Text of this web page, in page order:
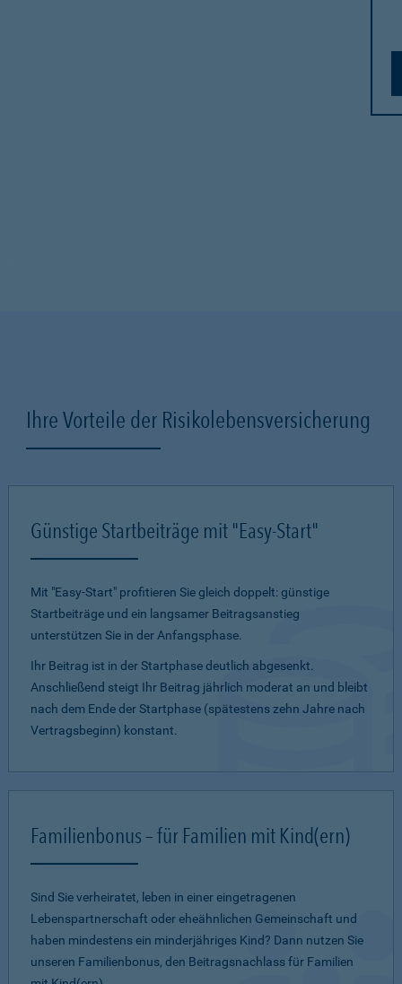
Ihre Vorteile der Risikolebensversicherung
Günstige Startbeiträge mit "Easy-Start"
Mit "Easy-Start" profitieren Sie gleich doppelt: günstige
Startbeiträge und ein lang­samer Beitragsanstieg
unterstützen Sie in der Anfangsphase.
Ihr Beitrag ist in der Startphase deutlich abgesenkt.
Anschließend steigt Ihr Beitrag jährlich moderat an und bleibt
nach dem Ende der Startphase (spätestens zehn Jahre nach
Vertragsbeginn) konstant.
Familienbonus – für Familien mit Kind(ern)
Sind Sie verheiratet, leben in einer eingetragenen
Lebenspartnerschaft oder eheähnlichen Gemeinschaft und
haben mindestens ein minderjähriges Kind? Dann nutzen Sie
unseren Familienbonus, den Beitragsnachlass für Familien